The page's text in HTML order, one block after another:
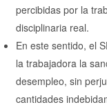
percibidas por la
disciplinaria real.
En este sentido, el
la trabajadora la
desempleo, sin
cantidades